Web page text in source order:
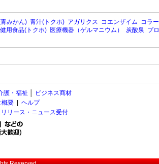
みかん) 青汁(トクホ) アガリクス コエンザイム コラー
用食品(トクホ) 医療機器（ゲルマニウム） 炭酸泉 プロ
護・福祉
ビジネス商材
要
ヘルプ
リリース・ニュース受付